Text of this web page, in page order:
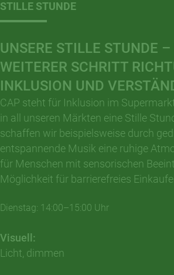
STILLE STUNDE
UNSERE STILLE STUNDE –
WEITERER SCHRITT
INKLUSION UND
CAP steht für Inklusion im
in all unseren Märkten eine Stille
schaffen wir beispielsweise durch
entspannende Musik eine ruhige
für Menschen mit sensorischen
Möglichkeit für barrierefreies
Dienstag: 14:00–15:00 Uhr
Visuell:
Licht, dimmen